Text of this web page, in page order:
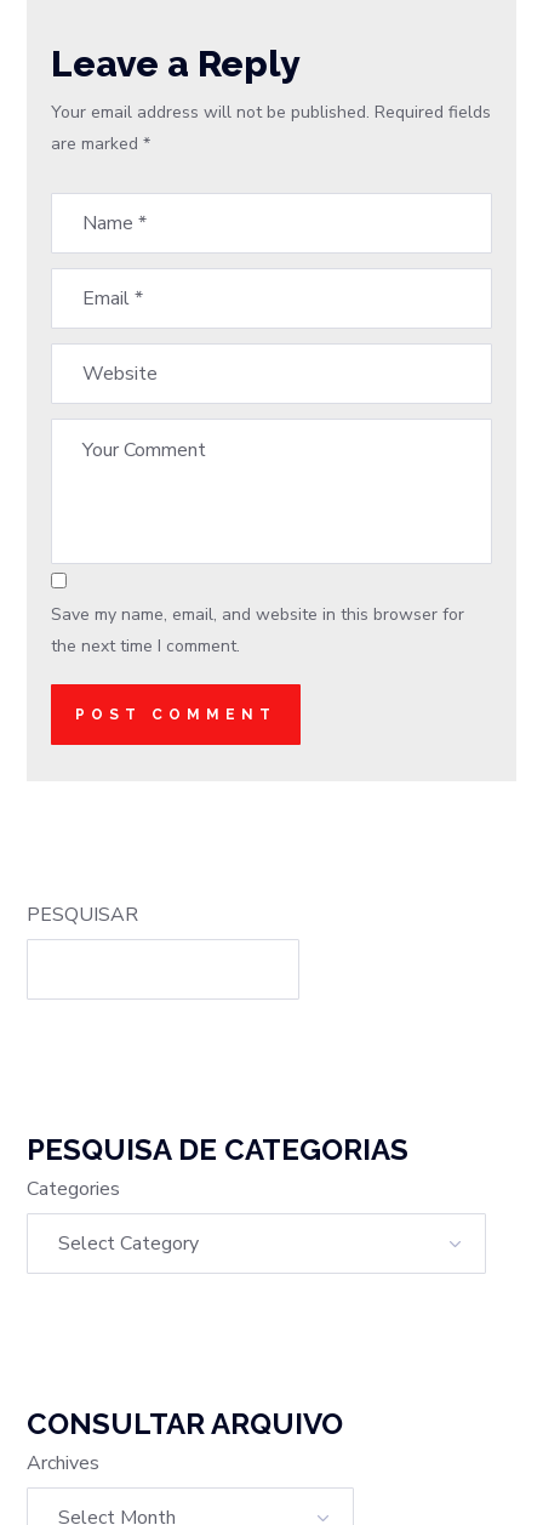
Leave a Reply
Your email address will not be published. Required fields
are marked*
Save my name, email, and website in this browser for
the next time I comment.
PESQUISAR
PESQUISA DE CATEGORIAS
Categories
CONSULTAR ARQUIVO
Archives